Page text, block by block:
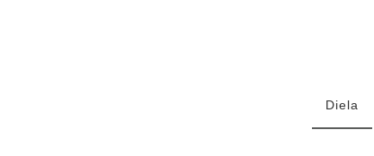
Diela